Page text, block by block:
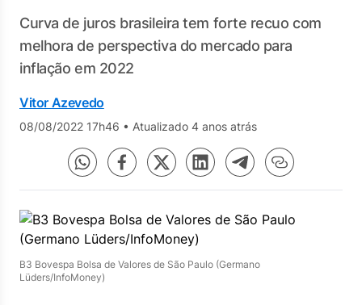
Curva de juros brasileira tem forte recuo com
melhora de perspectiva do mercado para
inflação em 2022
Vitor Azevedo
08/08/2022 17h46 • Atualizado 4 anos atrás
B3 Bovespa Bolsa de Valores de São Paulo (Germano
Lüders/InfoMoney)